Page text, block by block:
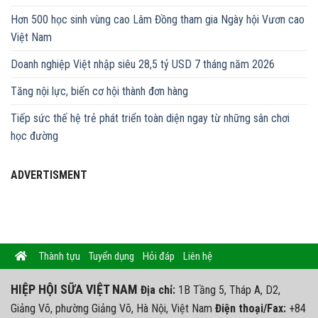
Hơn 500 học sinh vùng cao Lâm Đồng tham gia Ngày hội Vươn cao
Việt Nam
Doanh nghiệp Việt nhập siêu 28,5 tỷ USD 7 tháng năm 2026
Tăng nội lực, biến cơ hội thành đơn hàng
Tiếp sức thế hệ trẻ phát triển toàn diện ngay từ những sân chơi
học đường
ADVERTISMENT
Thành tựu Tuyển dụng Hỏi đáp Liên hệ
HIỆP HỘI SỮA VIỆT NAM Địa chỉ: 1B Tầng 5, Tháp A, D2,
Giảng Võ, phường Giảng Võ, Hà Nội, Việt Nam Điện thoại/Fax: +84